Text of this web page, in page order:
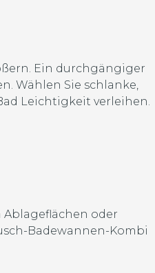
Ein durchgängiger
Wählen Sie schlanke,
Leichtigkeit verleihen.
oder
Badewannen-Kombi